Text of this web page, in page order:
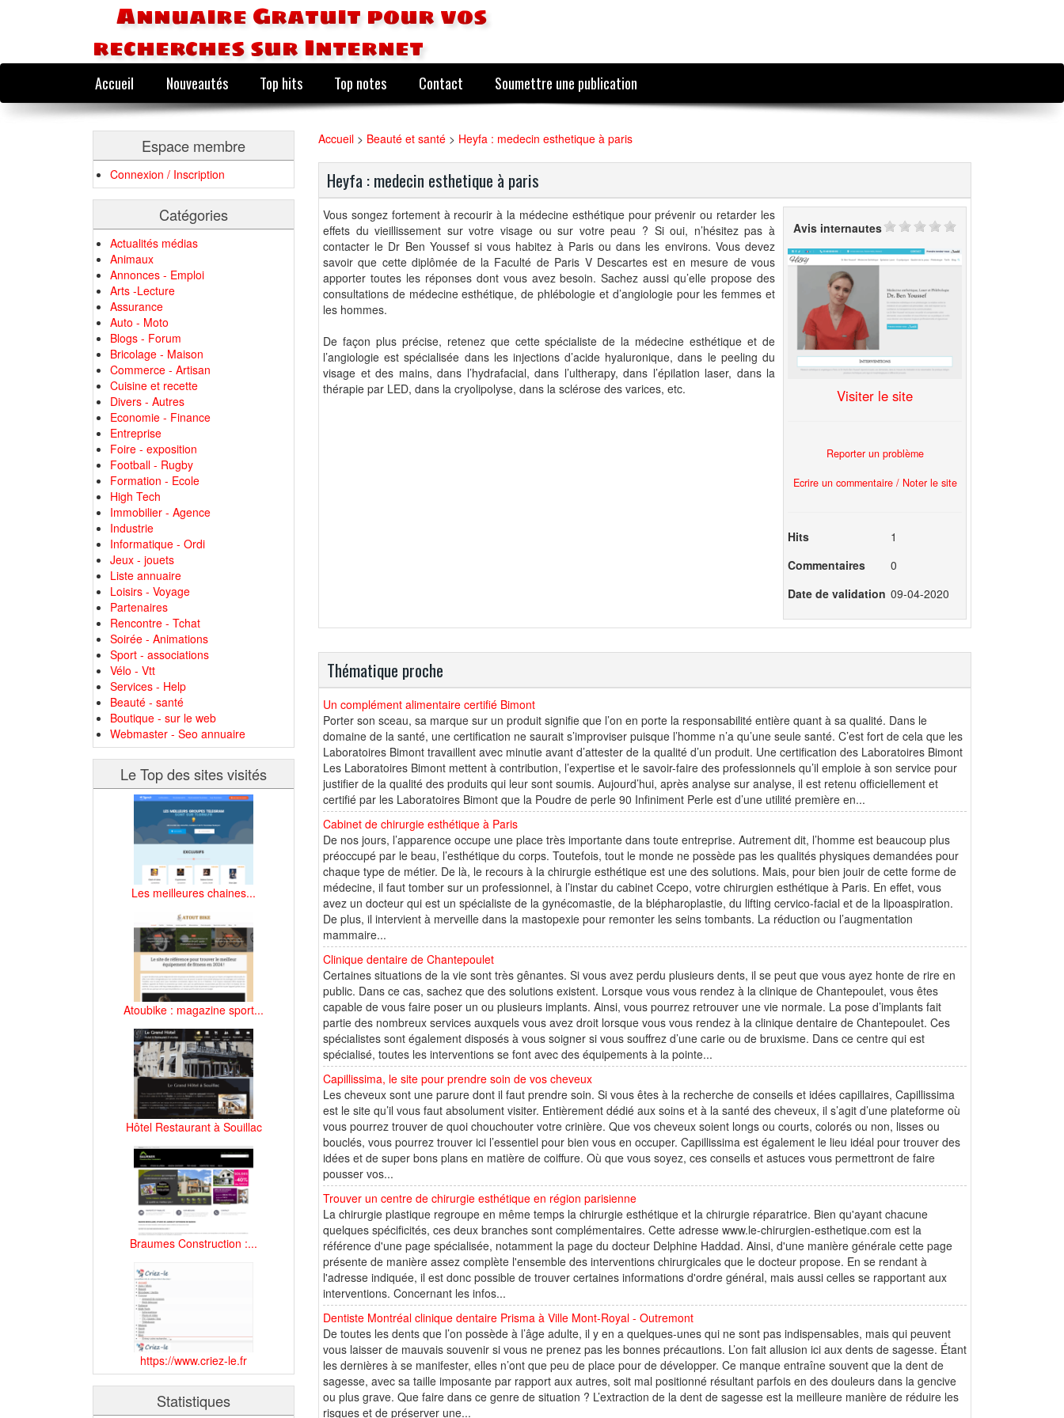
Annuaire Gratuit pour vos
recherches sur Internet
Accueil Nouveautés Top hits Top notes Contact Soumettre une publication
Espace membre
Connexion / Inscription
Catégories
Actualités médias
Animaux
Annonces - Emploi
Arts -Lecture
Assurance
Auto - Moto
Blogs - Forum
Bricolage - Maison
Commerce - Artisan
Cuisine et recette
Divers - Autres
Economie - Finance
Entreprise
Foire - exposition
Football - Rugby
Formation - Ecole
High Tech
Immobilier - Agence
Industrie
Informatique - Ordi
Jeux - jouets
Liste annuaire
Loisirs - Voyage
Partenaires
Rencontre - Tchat
Soirée - Animations
Sport - associations
Vélo - Vtt
Services - Help
Beauté - santé
Boutique - sur le web
Webmaster - Seo annuaire
Le Top des sites visités
Les meilleures chaines...
Atoubike : magazine sport...
Hôtel Restaurant à Souillac
Braumes Construction :...
https://www.criez-le.fr
Statistiques
Accueil > Beauté et santé > Heyfa : medecin esthetique à paris
Heyfa : medecin esthetique à paris
Vous songez fortement à recourir à la médecine esthétique pour prévenir ou retarder les
effets du vieillissement sur votre visage ou sur votre peau ? Si oui, n’hésitez pas à
contacter le Dr Ben Youssef si vous habitez à Paris ou dans les environs. Vous devez
savoir que cette diplômée de la Faculté de Paris V Descartes est en mesure de vous
apporter toutes les réponses dont vous avez besoin. Sachez aussi qu’elle propose des
consultations de médecine esthétique, de phlébologie et d’angiologie pour les femmes et
les hommes.
De façon plus précise, retenez que cette spécialiste de la médecine esthétique et de
l’angiologie est spécialisée dans les injections d’acide hyaluronique, dans le peeling du
visage et des mains, dans l’hydrafacial, dans l’ultherapy, dans l’épilation laser, dans la
thérapie par LED, dans la cryolipolyse, dans la sclérose des varices, etc.
Avis internautes
Visiter le site
Reporter un problème
Ecrire un commentaire / Noter le site
Hits
1
Commentaires
0
Date de validation 09-04-2020
Thématique proche
Un complément alimentaire certifié Bimont
Porter son sceau, sa marque sur un produit signifie que l’on en porte la responsabilité entière quant à sa qualité. Dans le
domaine de la santé, une certification ne saurait s’improviser puisque l’homme n’a qu’une seule santé. C’est fort de cela que les
Laboratoires Bimont travaillent avec minutie avant d’attester de la qualité d’un produit. Une certification des Laboratoires Bimont
Les Laboratoires Bimont mettent à contribution, l’expertise et le savoir-faire des professionnels qu’il emploie à son service pour
justifier de la qualité des produits qui leur sont soumis. Aujourd’hui, après analyse sur analyse, il est retenu officiellement et
certifié par les Laboratoires Bimont que la Poudre de perle 90 Infiniment Perle est d’une utilité première en...
Cabinet de chirurgie esthétique à Paris
De nos jours, l’apparence occupe une place très importante dans toute entreprise. Autrement dit, l’homme est beaucoup plus
préoccupé par le beau, l’esthétique du corps. Toutefois, tout le monde ne possède pas les qualités physiques demandées pour
chaque type de métier. De là, le recours à la chirurgie esthétique est une des solutions. Mais, pour bien jouir de cette forme de
médecine, il faut tomber sur un professionnel, à l’instar du cabinet Ccepo, votre chirurgien esthétique à Paris. En effet, vous
avez un docteur qui est un spécialiste de la gynécomastie, de la blépharoplastie, du lifting cervico-facial et de la lipoaspiration.
De plus, il intervient à merveille dans la mastopexie pour remonter les seins tombants. La réduction ou l’augmentation
mammaire...
Clinique dentaire de Chantepoulet
Certaines situations de la vie sont très gênantes. Si vous avez perdu plusieurs dents, il se peut que vous ayez honte de rire en
public. Dans ce cas, sachez que des solutions existent. Lorsque vous vous rendez à la clinique de Chantepoulet, vous êtes
capable de vous faire poser un ou plusieurs implants. Ainsi, vous pourrez retrouver une vie normale. La pose d’implants fait
partie des nombreux services auxquels vous avez droit lorsque vous vous rendez à la clinique dentaire de Chantepoulet. Ces
spécialistes sont également disposés à vous soigner si vous souffrez d’une carie ou de bruxisme. Dans ce centre qui est
spécialisé, toutes les interventions se font avec des équipements à la pointe...
Capillissima, le site pour prendre soin de vos cheveux
Les cheveux sont une parure dont il faut prendre soin. Si vous êtes à la recherche de conseils et idées capillaires, Capillissima
est le site qu’il vous faut absolument visiter. Entièrement dédié aux soins et à la santé des cheveux, il s’agit d’une plateforme où
vous pourrez trouver de quoi chouchouter votre crinière. Que vos cheveux soient longs ou courts, colorés ou non, lisses ou
bouclés, vous pourrez trouver ici l’essentiel pour bien vous en occuper. Capillissima est également le lieu idéal pour trouver des
idées et de super bons plans en matière de coiffure. Où que vous soyez, ces conseils et astuces vous permettront de faire
pousser vos...
Trouver un centre de chirurgie esthétique en région parisienne
La chirurgie plastique regroupe en même temps la chirurgie esthétique et la chirurgie réparatrice. Bien qu'ayant chacune
quelques spécificités, ces deux branches sont complémentaires. Cette adresse www.le-chirurgien-esthetique.com est la
référence d'une page spécialisée, notamment la page du docteur Delphine Haddad. Ainsi, d'une manière générale cette page
présente de manière assez complète l'ensemble des interventions chirurgicales que le docteur propose. En se rendant à
l'adresse indiquée, il est donc possible de trouver certaines informations d'ordre général, mais aussi celles se rapportant aux
interventions. Concernant les infos...
Dentiste Montréal clinique dentaire Prisma à Ville Mont-Royal - Outremont
De toutes les dents que l’on possède à l’âge adulte, il y en a quelques-unes qui ne sont pas indispensables, mais qui peuvent
vous laisser de mauvais souvenir si vous ne prenez pas les bonnes précautions. L’on fait allusion ici aux dents de sagesse. Étant
les dernières à se manifester, elles n’ont que peu de place pour de développer. Ce manque entraîne souvent que la dent de
sagesse, avec sa taille imposante par rapport aux autres, soit mal positionné résultant parfois en des douleurs dans la gencive
ou plus grave. Que faire dans ce genre de situation ? L’extraction de la dent de sagesse est la meilleure manière de réduire les
risques et de préserver une...